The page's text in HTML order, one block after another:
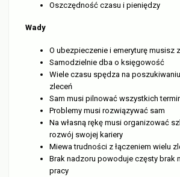
Oszczędność czasu i pieniędzy
Wady
O ubezpieczenie i emeryturę musisz
Samodzielnie dba o księgowość
Wiele czasu spędza na
zleceń
Sam musi pilnować wszystkich
Problemy musi rozwiązywać sam
Na własną rękę musi organizować
rozwój swojej kariery
Miewa trudności z łączeniem wielu
Brak nadzoru powoduje częsty brak
pracy